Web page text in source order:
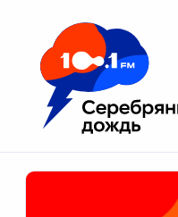
Москва 100.1 FM
Апатиты